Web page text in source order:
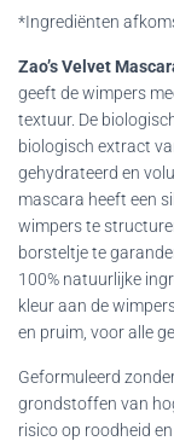
*Ingrediënten
Zao’s Velvet
geeft de wimpers
textuur. De
biologisch extract
gehydrateerd en
mascara heeft een
wimpers te
borsteltje te
100% natuurlijke
kleur aan de
en pruim, voor alle
Geformuleerd
grondstoffen van
risico op roodheid